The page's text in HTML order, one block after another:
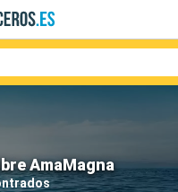
AmaMagna